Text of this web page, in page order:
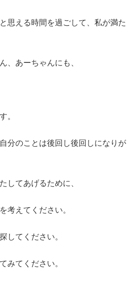
思える時間を過ごして、私が満た
、あーちゃんにも、
。
分のことは後回し後回しになりが
してあげるために、
考えてください。
してください。
みてください。